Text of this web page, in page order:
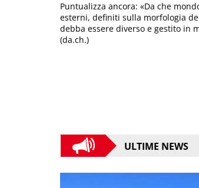
Puntualizza ancora: «Da che
esterni, definiti sulla morfologia
debba essere diverso e gestito in
(da.ch.)
ULTIME NEWS